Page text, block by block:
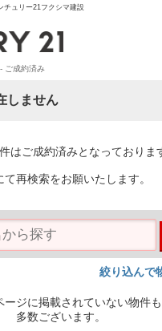
チュリー21フクシマ建設
ータ
ご成約済み
しません
はご成約済みとなっておりま
て再検索をお願いたします。
絞り込んで
ージに掲載されていない物件も
多数ございます。